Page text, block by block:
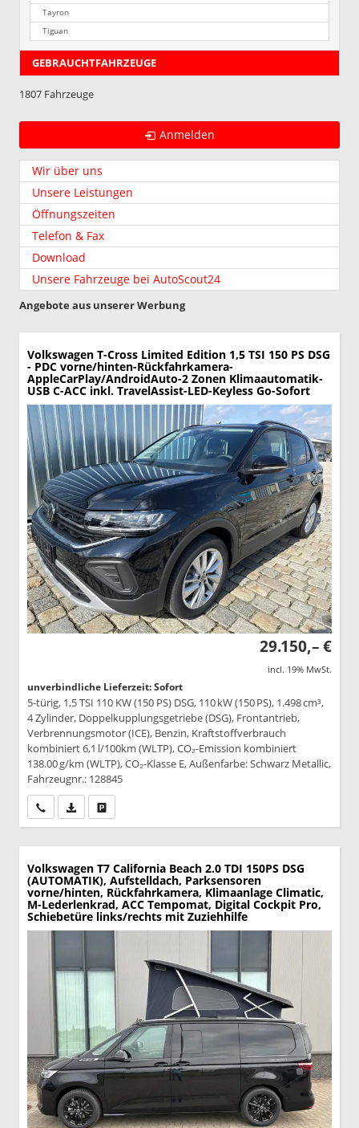
Tayron
Tiguan
GEBRAUCHTFAHRZEUGE
1807 Fahrzeuge
Anmelden
Wir über uns
Unsere Leistungen
Öffnungszeiten
Telefon & Fax
Download
Unsere Fahrzeuge bei AutoScout24
Angebote aus unserer Werbung
Volkswagen T-Cross Limited Edition 1,5 TSI 150 PS DSG
- PDC vorne/hinten-Rückfahrkamera-
AppleCarPlay/AndroidAuto-2 Zonen Klimaautomatik-
USB C-ACC inkl. TravelAssist-LED-Keyless Go-Sofort
29.150,– €
incl. 19% MwSt.
unverbindliche Lieferzeit: Sofort
5-türig, 1,5 TSI 110 KW (150 PS) DSG, 110 kW (150 PS), 1.498 cm³,
4 Zylinder, Doppelkupplungsgetriebe (DSG), Frontantrieb,
Verbrennungsmotor (ICE), Benzin, Kraftstoffverbrauch
kombiniert 6,1 l/100km (WLTP), CO₂-Emission kombiniert
138.00 g/km (WLTP), CO₂-Klasse E, Außenfarbe: Schwarz Metallic,
Fahrzeugnr.: 128845
Wir rufen Sie anPDF-Datei, Fahrzeugexposé drucken
Volkswagen T7 California Beach 2.0 TDI 150PS DSG
(AUTOMATIK), Aufstelldach, Parksensoren
vorne/hinten, Rückfahrkamera, Klimaanlage Climatic,
M-Lederlenkrad, ACC Tempomat, Digital Cockpit Pro,
Schiebetüre links/rechts mit Zuziehhilfe